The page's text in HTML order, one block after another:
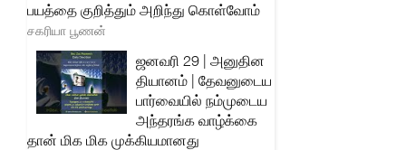
பயத்தை குறித்தும் அறிந்து கொள்வோம்
சகரியா பூணன்
ஜனவரி 29 | அனுதின
தியானம் | தேவனுடைய
பார்வையில் நம்முடைய
அந்தரங்க வாழ்க்கை
தான் மிக மிக முக்கியமானது